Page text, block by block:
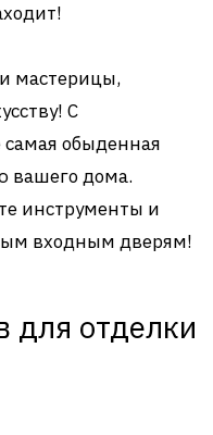
мастерицы,
С
обыденная
вашего дома.
инструменты и
входным дверям!
для отделки